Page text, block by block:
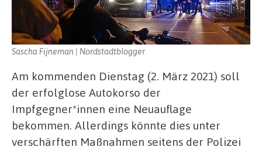
Sascha Fijneman | Nordstadtblogger
Am kommenden Dienstag (2. März 2021) soll
der erfolglose Autokorso der
Impfgegner*innen eine Neuauflage
bekommen. Allerdings könnte dies unter
verschärften Maßnahmen seitens der Polizei